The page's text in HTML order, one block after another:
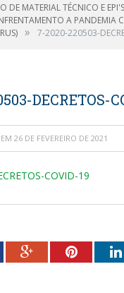
DE MATERIAL TÉCNICO E
A PANDEMIA
» 7-2020-220503-
DECRETOS-
EM 26 DE FEVEREIRO DE 2021
COVID-19
Google+Pinterest